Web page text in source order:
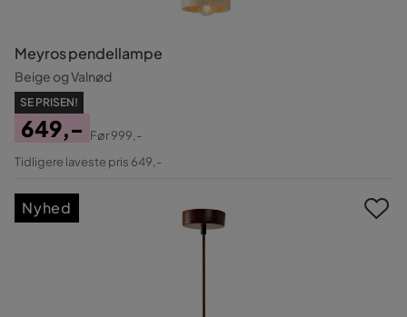
Meyros pendellampe
Beige og Valnød
SE PRISEN!
Pris
649,-
Original
Før999,-
Tidligere laveste pris 649,-
Nyhed